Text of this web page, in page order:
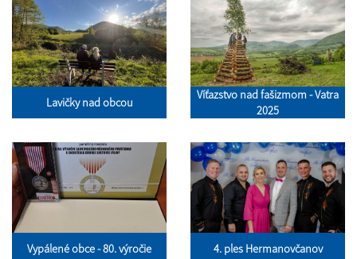
Lavičky nad obcou
Víťazstvo nad fašizmom - Vatra
2025
Vypálené obce - 80. výročie 4. ples Hermanovčanov